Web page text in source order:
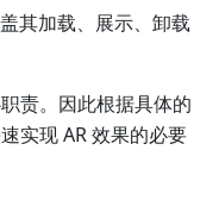
其加载、展示、卸载
责。因此根据具体的
实现 AR 效果的必要